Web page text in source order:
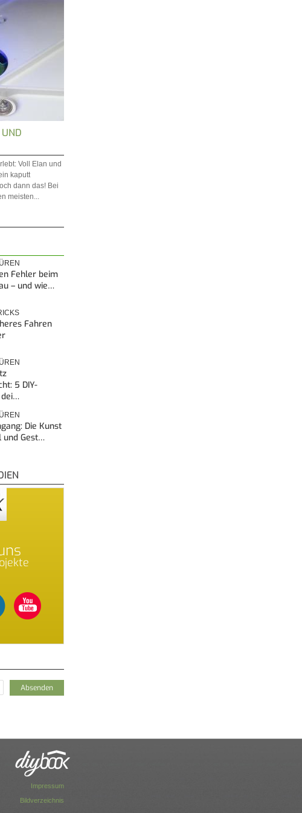
Voll Elan und
kaputt
dann das! Bei
meisten...
Fehler beim
– und wie…
Fahren
5 DIY-
Die Kunst
und Gest…
Impressum
Bildverzeichnis